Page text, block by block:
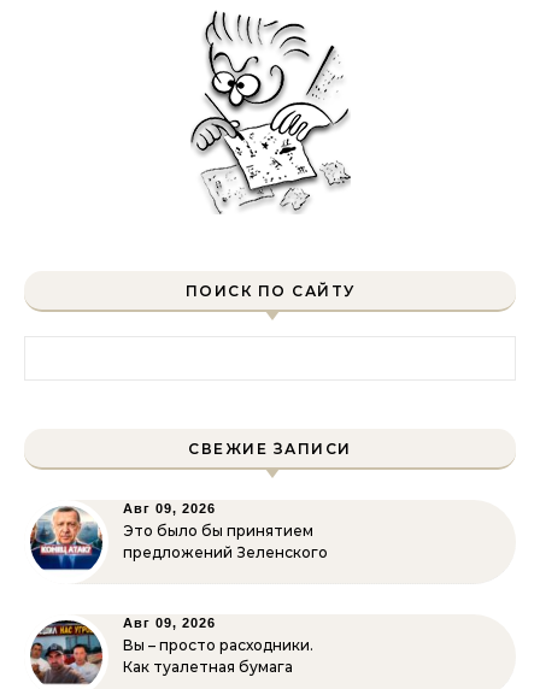
ПОИСК ПО САЙТУ
СВЕЖИЕ ЗАПИСИ
Авг 09, 2026
Это было бы принятием
предложений Зеленского
Авг 09, 2026
Вы – просто расходники.
Как туалетная бумага